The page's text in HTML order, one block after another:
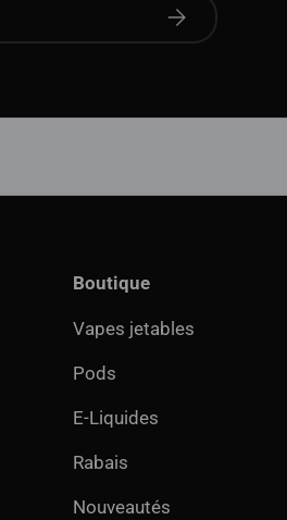
S'abonner
Boutique
Vapes jetables
Pods
E-Liquides
Rabais
Nouveautés